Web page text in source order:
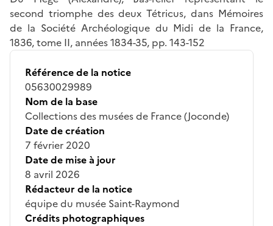
second triomphe des deux Tétricus, dans Mémoires
de la Société Archéologique du Midi de la France,
1836, tome II, années 1834-35, pp. 143-152
Référence de la notice
05630029989
Nom de la base
Collections des musées de France (Joconde)
Date de création
7 février 2020
Date de mise à jour
8 avril 2026
Rédacteur de la notice
équipe du musée Saint-Raymond
Crédits photographiques